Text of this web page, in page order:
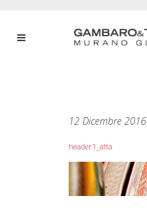
12 Dicembre 2016
header1_alta